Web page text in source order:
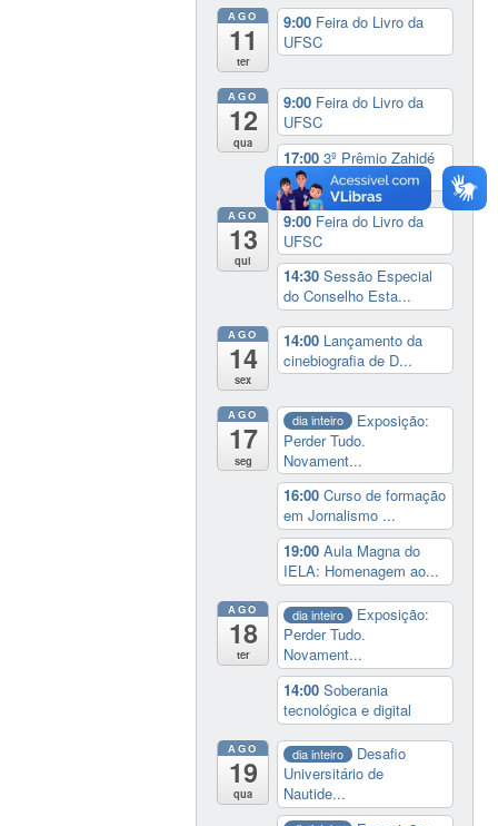
AGO
11
ter
9:00 Feira do Livro da
UFSC
AGO
12
qua
9:00 Feira do Livro da
UFSC
17:003º Prêmio Zahidé
Muzart
AGO
13
qui
9:00 Feira do Livro da
UFSC
14:30Sessão Especial
do Conselho Esta...
AGO
14
sex
14:00 Lançamento da
cinebiografia de D...
AGO
17
seg
dia inteiro
Exposição:
Perder Tudo.
Novament...
16:00Curso de formação
em Jornalismo ...
19:00Aula Magna do
IELA: Homenagem ao...
AGO
18
ter
dia inteiro
Exposição:
Perder Tudo.
Novament...
14:00Soberania
tecnológica e digital
AGO
19
qua
dia inteiro
Desafio
Universitário de
Nautide...